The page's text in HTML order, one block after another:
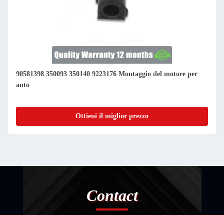
90581398 350093 350140 9223176 Montaggio del motore per
auto
Ottieni il miglior prezzo
Contact